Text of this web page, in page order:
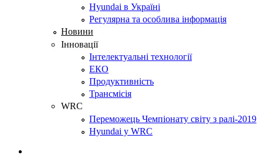
Hyundai в Україні
Регулярна та особлива інформація
Новини
Інновації
Інтелектуальні технології
ЕКО
Продуктивність
Трансмісія
WRC
Переможець Чемпіонату світу з ралі-2019
Hyundai у WRC